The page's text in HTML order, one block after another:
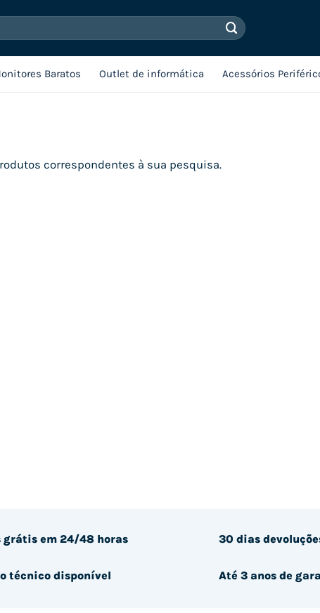
Baratos Outlet de informática Acessórios
correspondentes à sua pesquisa.
grátis em 24/48 horas
técnico disponível
30 dias
Até 3 anos de